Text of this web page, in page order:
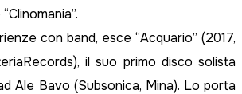
con band, esce “Acquario” (2017,
il suo primo disco solista
Ale Bavo (Subsonica, Mina). Lo porta